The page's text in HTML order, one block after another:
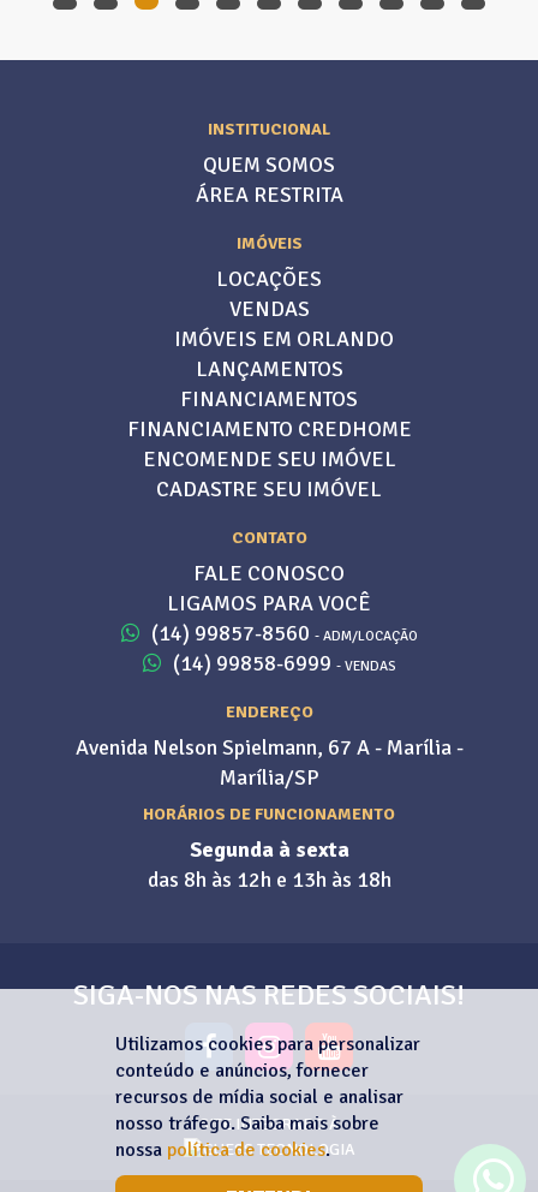
Utilizamos cookies para personalizar
conteúdo e anúncios, fornecer
recursos de mídia social e analisar
nosso tráfego. Saiba mais sobre
nossa política de cookies.
INSTITUCIONAL
QUEM SOMOS
ÁREA RESTRITA
IMÓVEIS
LOCAÇÕES
VENDAS
IMÓVEIS EM ORLANDO
LANÇAMENTOS
FINANCIAMENTOS
FINANCIAMENTO CREDHOME
ENCOMENDE SEU IMÓVEL
CADASTRE SEU IMÓVEL
CONTATO
FALE CONOSCO
LIGAMOS PARA VOCÊ
(14) 99857-8560 - ADM/LOCAÇÃO
(14) 99858-6999 - VENDAS
ENDEREÇO
Avenida Nelson Spielmann, 67 A - Marília -
Marília/SP
HORÁRIOS DE FUNCIONAMENTO
Segunda à sexta
das 8h às 12h e 13h às 18h
SIGA-NOS NAS REDES SOCIAIS!
SITE INTEGRADO À